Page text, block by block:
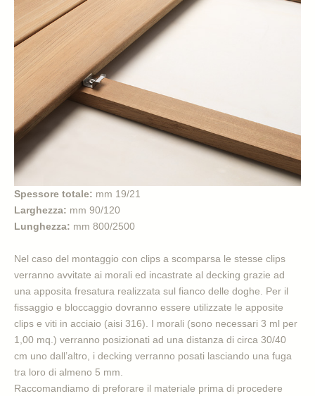
Spessore totale: mm 19/21
Larghezza: mm 90/120
Lunghezza: mm 800/2500
Nel caso del montaggio con clips a scomparsa le stesse clips
verranno avvitate ai morali ed incastrate al decking grazie ad
una apposita fresatura realizzata sul fianco delle doghe. Per il
fissaggio e bloccaggio dovranno essere utilizzate le apposite
clips e viti in acciaio (aisi 316). I morali (sono necessari 3 ml per
1,00 mq.) verranno posizionati ad una distanza di circa 30/40
cm uno dall’altro, i decking verranno posati lasciando una fuga
tra loro di almeno 5 mm.
Raccomandiamo di preforare il materiale prima di procedere